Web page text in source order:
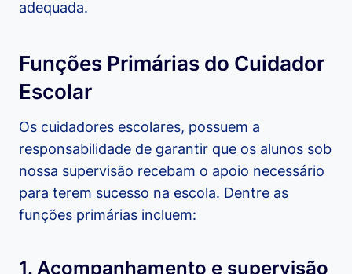
adequada.
Funções Primárias do Cuidador
Escolar
Os cuidadores escolares, possuem a
responsabilidade de garantir que os alunos sob
nossa supervisão recebam o apoio necessário
para terem sucesso na escola. Dentre as
funções primárias incluem:
1. Acompanhamento e supervisão